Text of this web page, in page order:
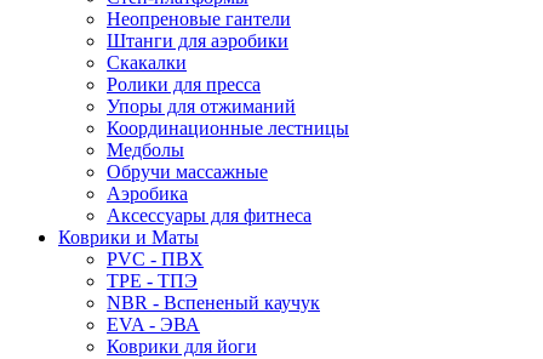
Неопреновые гантели
Штанги для аэробики
Скакалки
Ролики для пресса
Упоры для отжиманий
Координационные лестницы
Медболы
Обручи массажные
Аэробика
Аксессуары для фитнеса
Коврики и Маты
PVC - ПВХ
TPE - ТПЭ
NBR - Вспененый каучук
EVA - ЭВА
Коврики для йоги